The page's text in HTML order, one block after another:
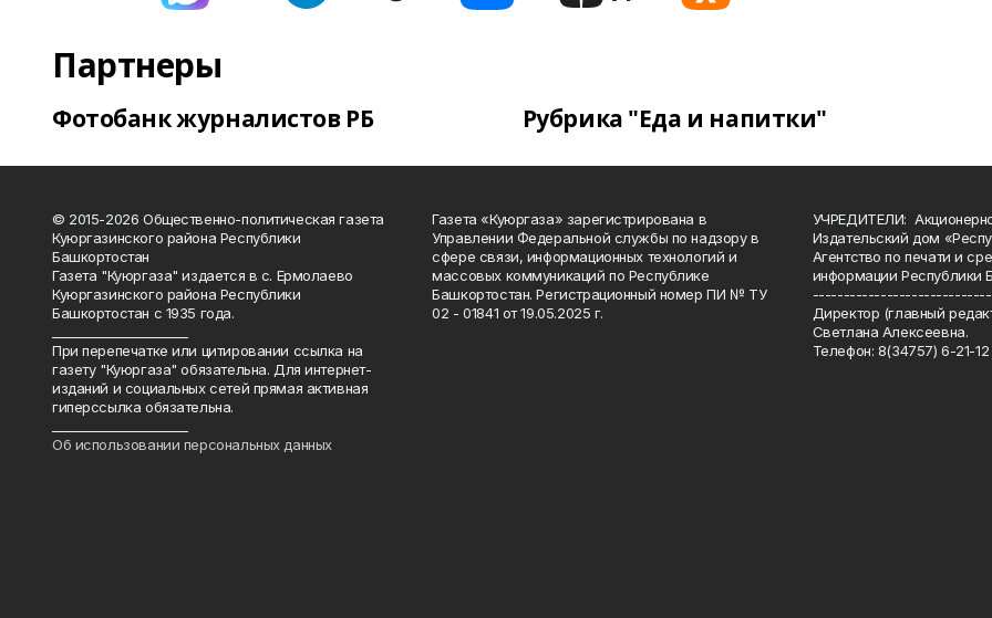
Партнеры
Фотобанк журналистов РБ Рубрика "Еда и напитки"
© 2015-2026 Общественно-политическая газета
Куюргазинского района Республики
Башкортостан
Газета "Куюргаза" издается в с. Ермолаево
Куюргазинского района Республики
Башкортостан с 1935 года.
При перепечатке или цитировании ссылка на
газету "Куюргаза" обязательна. Для интернет-
изданий и социальных сетей прямая активная
гиперссылка обязательна.
Об использовании персональных данных
Газета «Куюргаза» зарегистрирована в
Управлении Федеральной службы по надзору в
сфере связи, информационных технологий и
массовых коммуникаций по Республике
Башкортостан. Регистрационный номер ПИ № ТУ
02 - 01841 от 19.05.2025 г.
УЧРЕДИТЕЛИ:
Издательский дом
Агентство по печати и
информации Республики
Директор (главный
Светлана Алексеевна.
Телефон: 8(34757) 6-21-12